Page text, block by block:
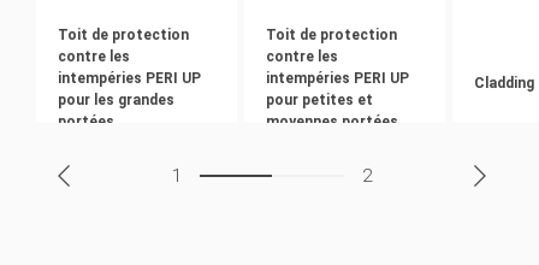
Toit de protection
contre les
intempéries PERI UP
pour les grandes
portées
Toit de protection
contre les
intempéries PERI UP
pour petites et
moyennes portées
Cladding
1 2